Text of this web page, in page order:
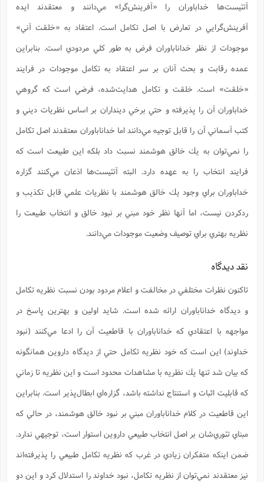
آتئيست‌ها خداباوران را «آفرينش‌گرا» مي‌دانند و معتقدند ايده
آفرينش‌گرايي در تعارض با اصل تكامل است. اعتقاد به «خلقت آني»
موجودات از نظر خداناباوران فرض به طور كلي مردودي است. بنابراين
عمده رقابت و بحث آنان بر سر اعتقاد به تكامل موجودات در فرايند
«خلقت» است. خلقت و تكامل هدايت‌شده، فرضي است كه گروهي
خداباوران آن را پذيرفته و حتي برخي دينداران بر اساس نظريات ديني و
كتب آسماني آن را قابل توجيه مي‌دانند اما خداناباوران معتقدند اصل تكامل
را نمي‌توان به يك خالق هوشمند نسبت داد بلكه اين طبيعت است كه
فرايند انتخاب را به عهده دارد. البته آتئيست‌ها اذعان مي‌كنند گزاره
خداباوران براي وجود يك خالق هوشمند با نظريات علمي قابل تكذيب و
ردكردن نيست، اما آنها نظر خود مبني بر نبود خالق و انتخاب طبيعت را
نظريه بهتري براي توصيف وضعيت موجودات مي‌دانند.
نقد ديدگاه
تاكنون نظرات مختلفي در مخالفت و اعلام مردود بودن نسبت نظريه تكامل
و ديدگاه خداناباوران ارائه شده است. شايد اولين و بهترين پاسخ در
مواجهه با اعتقادي كه خداناباوران با قاطعيت آن را ادعا مي‌كنند (نبود
خداوند) اين است كه خود نظريه تكامل حتي از ديدگاه داروين همانگونه
كه بيان شد تنها يك نظريه با مشاهدات محدود است و اين نظريه تا زماني
كه قابليت اثبات و استنتاج نداشته باشد، گزاره‌اي ابطال‌پذير است. بنابراين
اين قاطعيت در كلام خداناباوران مبني بر نبود خالق هوشمند، در حالي كه
مبناي تئوري‌شان بر اصل انتخاب طبيعي داروين استوار است، توجيهي ندارد.
ضمن اينكه متفكران زيادي در غرب كه نظريه تكامل طبيعي را پذيرفته‌اند
نيز معتقدند نمي‌توان از نظريه تكامل، نبود خداوند را استدلال كرد و اين دو